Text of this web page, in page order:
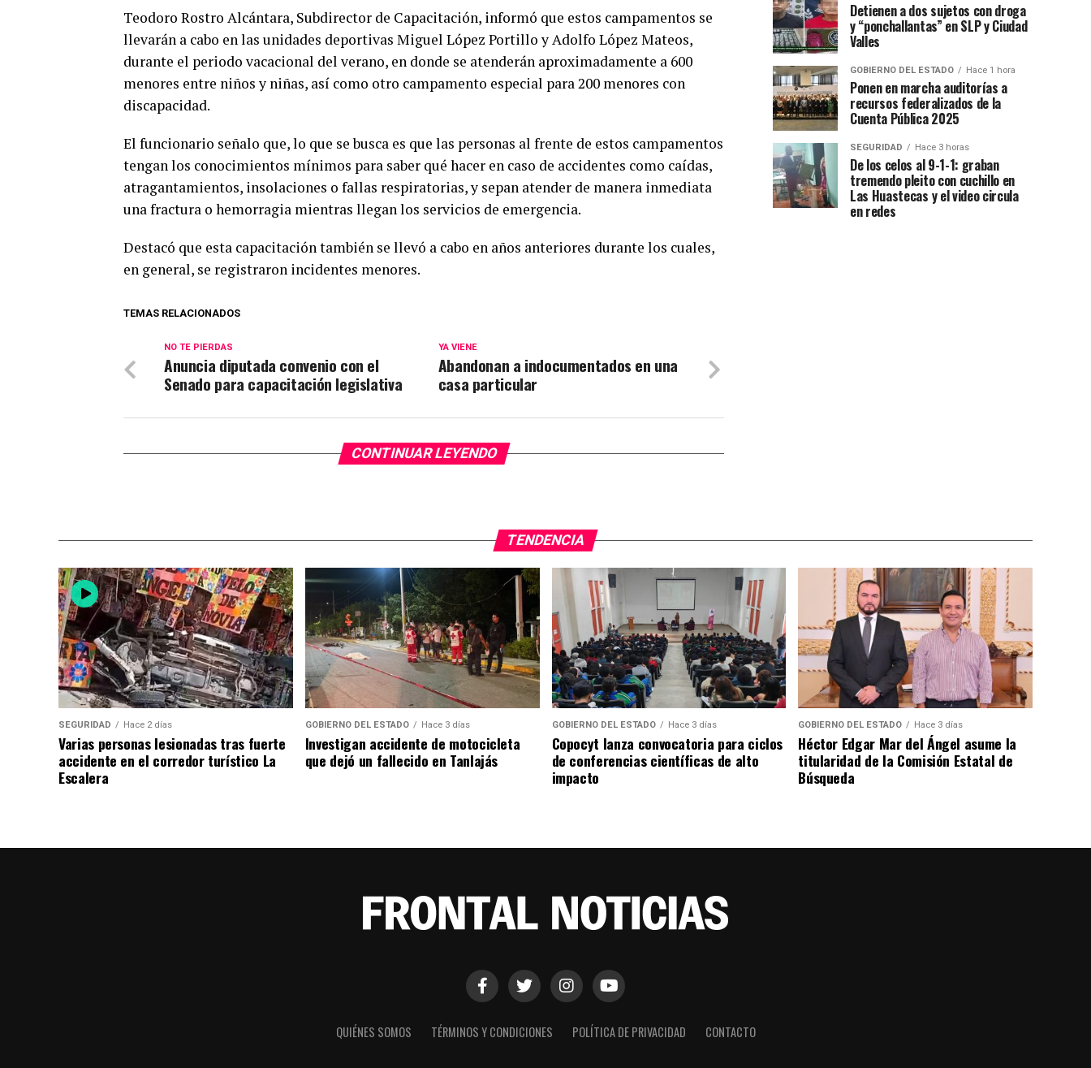
Teodoro Rostro Alcántara, Subdirector de Capacitación, informó que estos campamentos se
llevarán a cabo en las unidades deportivas Miguel López Portillo y Adolfo López Mateos,
durante el periodo vacacional del verano, en donde se atenderán aproximadamente a 600
menores entre niños y niñas, así como otro campamento especial para 200 menores con
discapacidad.
El funcionario señalo que,lo que se busca es que las personas al frente de estos campamentos
tengan los conocimientos mínimos para saber qué hacer en caso de accidentes como caídas,
atragantamientos, insolaciones o fallas respiratorias, y sepan atender de manera inmediata
una fractura o hemorragia mientras llegan los servicios de emergencia.
Destacó que esta capacitacióntambién se llevó a cabo en años anteriores durante los cuales,
en general, se registraron incidentes menores.
TEMAS RELACIONADOS
YA VIENE
Abandonan a indocumentados en una
casa particular
NO TE PIERDAS
Anuncia diputada convenio con el
Senado para capacitación legislativa
CONTINUAR LEYENDO
Detienen a dos sujetos con droga
y “ponchallantas” en SLP y Ciudad
Valles
GOBIERNO DEL ESTADO Hace 1 hora
Ponen en marcha auditorías a
recursos federalizados de la
Cuenta Pública 2025
SEGURIDAD Hace 3 horas
De los celos al 9-1-1: graban
tremendo pleito con cuchillo en
Las Huastecas y el video circula
en redes
TENDENCIA
SEGURIDAD Hace 2 días
Varias personas lesionadas tras fuerte
accidente en el corredor turístico La
Escalera
GOBIERNO DEL ESTADO Hace 3 días
Investigan accidente de motocicleta
que dejó un fallecido en Tanlajás
GOBIERNO DEL ESTADO Hace 3 días
Copocyt lanza convocatoria para ciclos
de conferencias científicas de alto
impacto
GOBIERNO DEL ESTADO Hace 3 días
Héctor Edgar Mar del Ángel asume la
titularidad de la Comisión Estatal de
Búsqueda
QUIÉNES SOMOS TÉRMINOS Y CONDICIONES POLÍTICA DE PRIVACIDAD CONTACTO